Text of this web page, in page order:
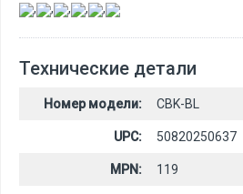
, , , , ,
Технические детали
Номер модели: CBK-BL
UPC: 50820250637
MPN: 119